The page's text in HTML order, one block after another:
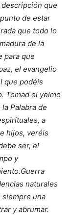
que
de estar
que todo lo
de la
para que
el evangelio
que podéis
Tomad el yelmo
Palabra de
a
hijos, veréis
ser, el
y
naturales
siempre una
y abrumar.